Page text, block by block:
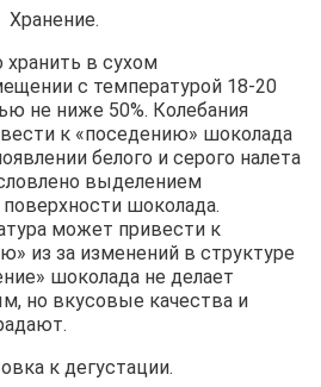
Хранение.
в сухом
с температурой 18-20
не ниже 50%. Колебания
к «поседению» шоколада
белого и серого налета
выделением
поверхности шоколада.
может привести к
из за изменений в структуре
шоколада не делает
но вкусовые качества и
к дегустации.